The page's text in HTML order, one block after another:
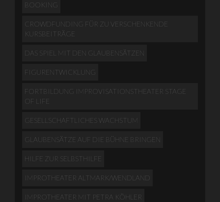
BOOKING
CROWDFUNDING FÜR ZU VERSCHENKENDE
KURSBEITRÄGE
DAS SPIEL MIT DEN GLAUBENSÄTZEN
FIGURENTWICKLUNG
FORTBILDUNG IMPROVISATIONSTHEATER STAGE
OF LIFE
GESELLSCHAFTLICHES WACHSTUM
GLAUBENSÄTZE AUF DIE BÜHNE BRINGEN
HILFE ZUR SELBSTHILFE
IMPROTHEATER ALTMARK/WENDLAND
IMPROTHEATER MIT PETRA KÖHLER